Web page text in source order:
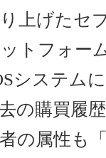
上げたセ
トフォー
システム
の購買履
の属性も